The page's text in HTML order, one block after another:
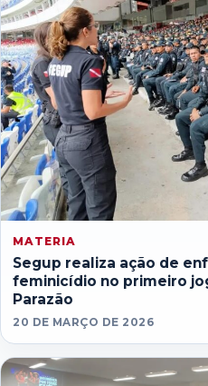
MATERIA
Segup realiza ação de
feminicídio no primeiro
Parazão
20 DE MARÇO DE 2026